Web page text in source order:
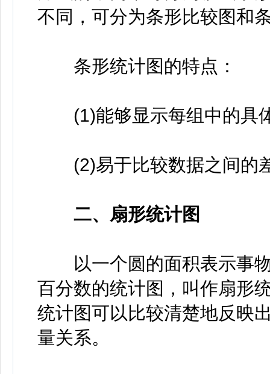
不同，可分为条形比较图和
条形统计图的特点：
(1)能够显示每组中的具
(2)易于比较数据之间的
二、扇形统计图
以一个圆的面积表示事物
百分数的统计图，叫作扇形
统计图可以比较清楚地反映
量关系。